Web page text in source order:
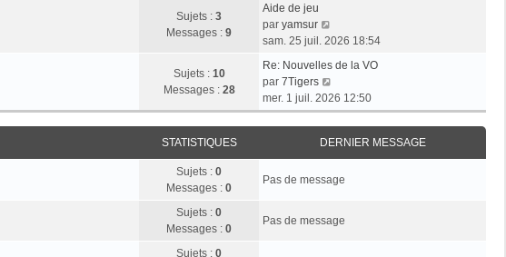
g
e
e
s
g
e
s
s
a
g
Sujets : 3
Messages : 9
Aide de jeu
par yamsur
o
r
e
e
i
r
sam. 25 juil. 2026 18:54
Sujets : 10
Messages : 28
Re: Nouvelles de la VO
par 7Tigers
o
i
r
l
e
d
n
mer. 1 juil. 2026 12:50
STATISTIQUES DERNIER MESSAGE
Sujets : 0
Messages : 0
Pas de message
Sujets : 0
Messages : 0
Pas de message
Sujets : 0